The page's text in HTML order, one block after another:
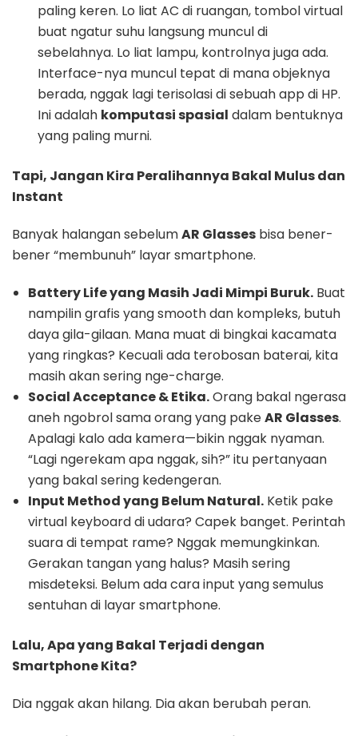
paling keren. Lo liat AC di ruangan, tombol virtual
buat ngatur suhu langsung muncul di
sebelahnya. Lo liat lampu, kontrolnya juga ada.
Interface-nya muncul tepat di mana objeknya
berada, nggak lagi terisolasi di sebuah app di HP.
Ini adalah komputasi spasial dalam bentuknya
yang paling murni.
Tapi, Jangan Kira Peralihannya Bakal Mulus dan
Instant
Banyak halangan sebelumAR Glasses bisa bener-
bener “membunuh” layar smartphone.
Battery Life yang Masih Jadi Mimpi Buruk. Buat
nampilin grafis yang smooth dan kompleks, butuh
daya gila-gilaan. Mana muat di bingkai kacamata
yang ringkas? Kecuali ada terobosan baterai, kita
masih akan sering nge-charge.
Social Acceptance & Etika.Orang bakal ngerasa
aneh ngobrol sama orang yang pakeAR Glasses.
Apalagi kalo ada kamera—bikin nggak nyaman.
“Lagi ngerekam apa nggak, sih?” itu pertanyaan
yang bakal sering kedengeran.
Input Method yang Belum Natural. Ketik pake
virtual keyboard di udara? Capek banget. Perintah
suara di tempat rame? Nggak memungkinkan.
Gerakan tangan yang halus? Masih sering
misdeteksi. Belum ada cara input yang semulus
sentuhan di layar smartphone.
Lalu, Apa yang Bakal Terjadi dengan
Smartphone Kita?
Dia nggak akan hilang. Dia akan berubah peran.